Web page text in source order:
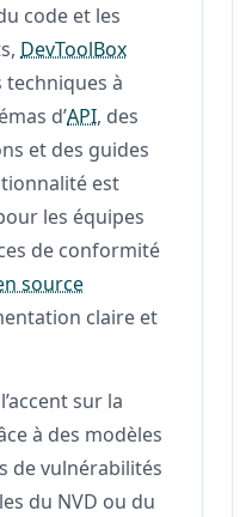
code et les
DevToolBox
à
d’API, des
et des guides
est
les équipes
de conformité
source
claire et
sur la
à des modèles
de vulnérabilités
du NVD ou du